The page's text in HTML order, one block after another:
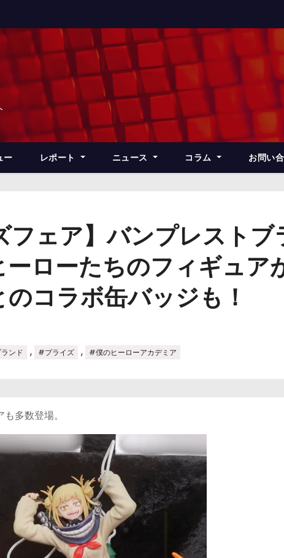
ー レポート ニュース コラム お問い
フェア】バンプレスト
ーローたちのフィギュ
コラボ缶バッジも！
ンド , #プライズ , #僕のヒーローアカデミア
多数登場。